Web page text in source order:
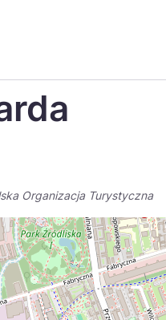
日本
Organizacja Turystyczna